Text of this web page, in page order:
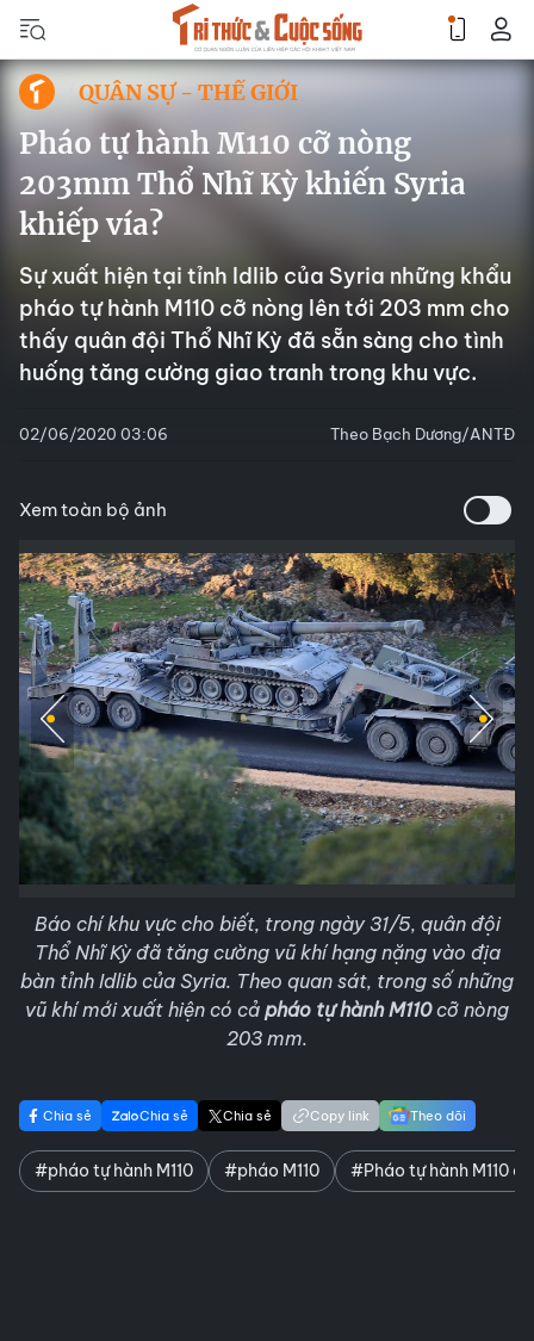
QUÂN SỰ - THẾ GIỚI
Pháo tự hành M110 cỡ nòng
203mm Thổ Nhĩ Kỳ khiến Syria
khiếp vía?
Sự xuất hiện tại tỉnh Idlib của Syria những khẩu
pháo tự hành M110 cỡ nòng lên tới 203 mm cho
thấy quân đội Thổ Nhĩ Kỳ đã sẵn sàng cho tình
huống tăng cường giao tranh trong khu vực.
02/06/2020 03:06 Theo Bạch Dương/ANTĐ
Xem toàn bộ ảnh
Báo chí khu vực cho biết, trong ngày 31/5, quân đội
Thổ Nhĩ Kỳ đã tăng cường vũ khí hạng nặng vào địa
bàn tỉnh Idlib của Syria. Theo quan sát, trong số những
vũ khí mới xuất hiện có cả pháo tự hành M110cỡ nòng
203 mm.
Chia sẻ Chia sẻ Chia sẻ Copy link Theo dõi
#pháo tự hành M110 #pháo M110 #Pháo tự hành M110